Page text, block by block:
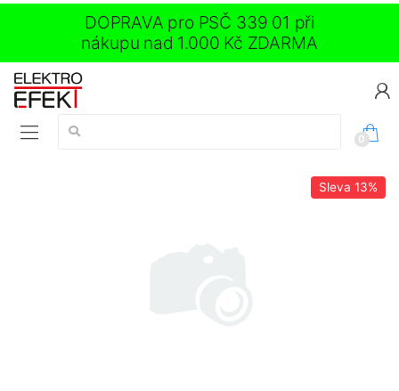
DOPRAVA pro PSČ 339 01 při
nákupu nad 1.000 Kč ZDARMA
Vyhledávání:
0
Sleva 13%